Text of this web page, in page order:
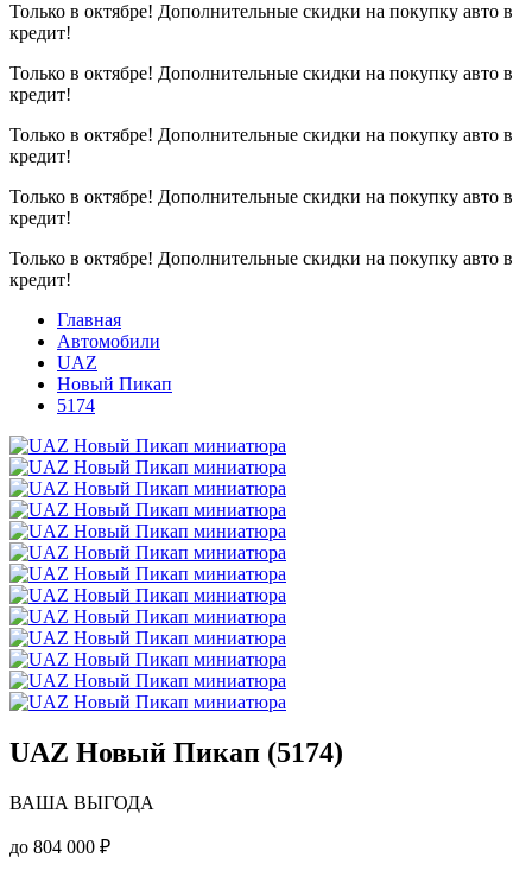
Только в октябре! Дополнительные скидки на покупку авто в
кредит!
Только в октябре! Дополнительные скидки на покупку авто в
кредит!
Только в октябре! Дополнительные скидки на покупку авто в
кредит!
Только в октябре! Дополнительные скидки на покупку авто в
кредит!
Только в октябре! Дополнительные скидки на покупку авто в
кредит!
Главная
Автомобили
UAZ
Новый Пикап
5174
UAZ Новый Пикап (5174)
ВАША ВЫГОДА
до 804 000 ₽